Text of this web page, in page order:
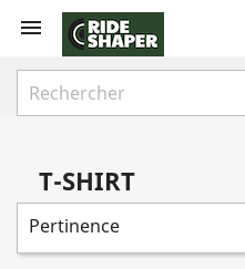

T-SHIRT
Pertinence